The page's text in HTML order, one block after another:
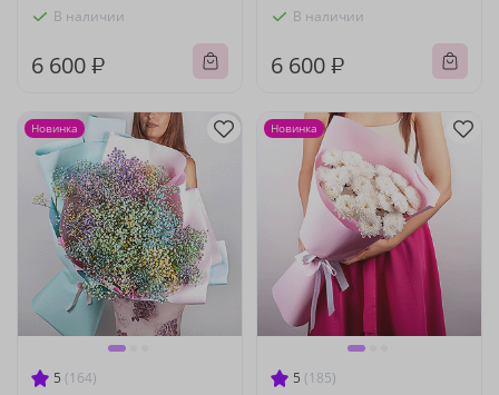
В наличии
6 600 ₽
В наличии
6 600 ₽
5 (164)
Новинка
5 (185)
Новинка